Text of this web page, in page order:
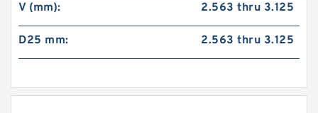
V (mm): 2.563 thru 3.125
D25 mm: 2.563 thru 3.125